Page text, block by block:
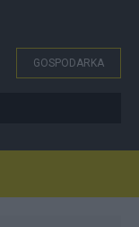
GOSPODARKA